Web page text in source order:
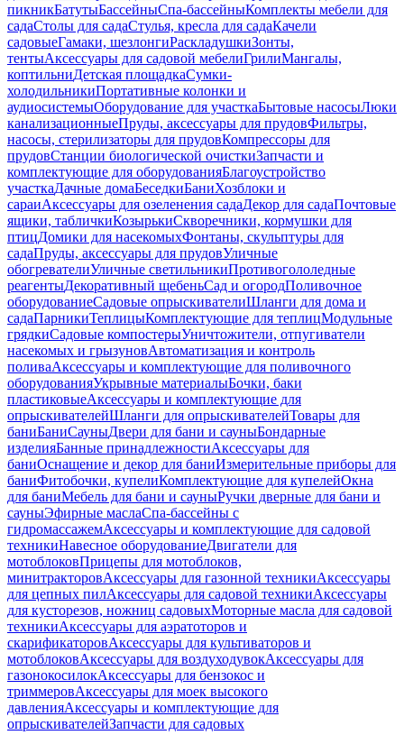
пикникБатутыБассейныСпа-бассейныКомплекты мебели для
садаСтолы для садаСтулья, кресла для садаКачели
садовыеГамаки, шезлонгиРаскладушкиЗонты,
тентыАксессуары для садовой мебелиГрилиМангалы,
коптильниДетская площадкаСумки-
холодильникиПортативные колонки и
аудиосистемыОборудование для участкаБытовые насосыЛюки
канализационныеПруды, аксессуары для прудовФильтры,
насосы, стерилизаторы для прудовКомпрессоры для
прудовСтанции биологической очисткиЗапчасти и
комплектующие для оборудованияБлагоустройство
участкаДачные домаБеседкиБаниХозблоки и
сараиАксессуары для озеленения садаДекор для садаПочтовые
ящики, табличкиКозырькиСкворечники, кормушки для
птицДомики для насекомыхФонтаны, скульптуры для
садаПруды, аксессуары для прудовУличные
обогревателиУличные светильникиПротивогололедные
реагентыДекоративный щебеньСад и огородПоливочное
оборудованиеСадовые опрыскивателиШланги для дома и
садаПарникиТеплицыКомплектующие для теплицМодульные
грядкиСадовые компостерыУничтожители, отпугиватели
насекомых и грызуновАвтоматизация и контроль
поливаАксессуары и комплектующие для поливочного
оборудованияУкрывные материалыБочки, баки
пластиковыеАксессуары и комплектующие для
опрыскивателейШланги для опрыскивателейТовары для
баниБаниСауныДвери для бани и сауныБондарные
изделияБанные принадлежностиАксессуары для
баниОснащение и декор для баниИзмерительные приборы для
баниФитобочки, купелиКомплектующие для купелейОкна
для баниМебель для бани и сауныРучки дверные для бани и
сауныЭфирные маслаСпа-бассейны с
гидромассажемАксессуары и комплектующие для садовой
техникиНавесное оборудованиеДвигатели для
мотоблоковПрицепы для мотоблоков,
минитракторовАксессуары для газонной техникиАксессуары
для цепных пилАксессуары для садовой техникиАксессуары
для кусторезов, ножниц садовыхМоторные масла для садовой
техникиАксессуары для аэратоторов и
скарификаторовАксессуары для культиваторов и
мотоблоковАксессуары для воздуходувокАксессуары для
газонокосилокАксессуары для бензокос и
триммеровАксессуары для моек высокого
давленияАксессуары и комплектующие для
опрыскивателейЗапчасти для садовых